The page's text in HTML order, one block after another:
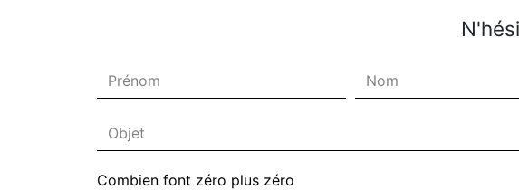
Combien font zéro plus zéro